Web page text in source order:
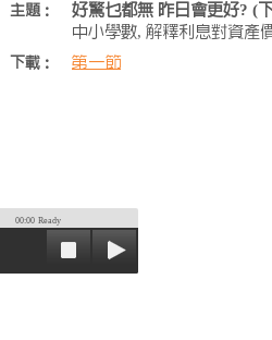
主題：
好驚乜都無 昨日會更好? (
中小學數, 解釋利息對資產
下載： 第一節
00:00 Ready